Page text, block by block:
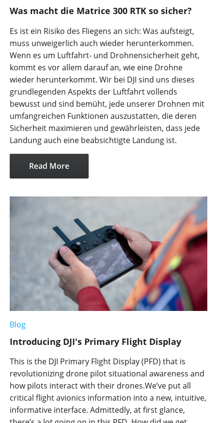
Was macht die Matrice 300 RTK so sicher?
Es ist ein Risiko des Fliegens an sich: Was aufsteigt,
muss unweigerlich auch wieder herunterkommen.
Wenn es um Luftfahrt- und Drohnensicherheit geht,
kommt es vor allem darauf an, wie eine Drohne
wieder herunterkommt. Wir bei DJI sind uns dieses
grundlegenden Aspekts der Luftfahrt vollends
bewusst und sind bemüht, jede unserer Drohnen mit
umfangreichen Funktionen auszustatten, die deren
Sicherheit maximieren und gewährleisten, dass jede
Landung auch eine beabsichtigte Landung ist.
Read More
Blog
Introducing DJI's Primary Flight Display
This is the DJI Primary Flight Display (PFD) that is
revolutionizing drone pilot situational awareness and
how pilots interact with their drones.We’ve put all
critical flight avionics information into a new, intuitive,
informative interface. Admittedly, at first glance,